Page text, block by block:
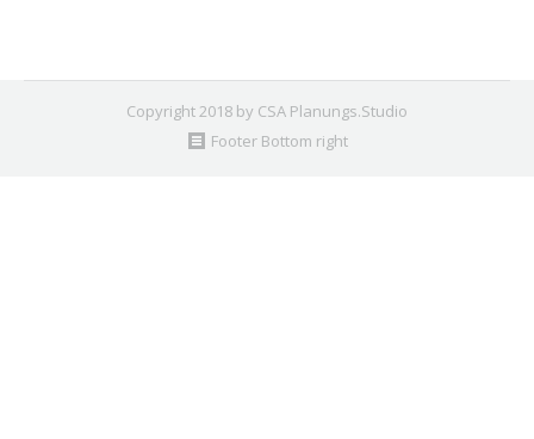
Copyright 2018 by CSA Planungs.Studio
Footer Bottom right